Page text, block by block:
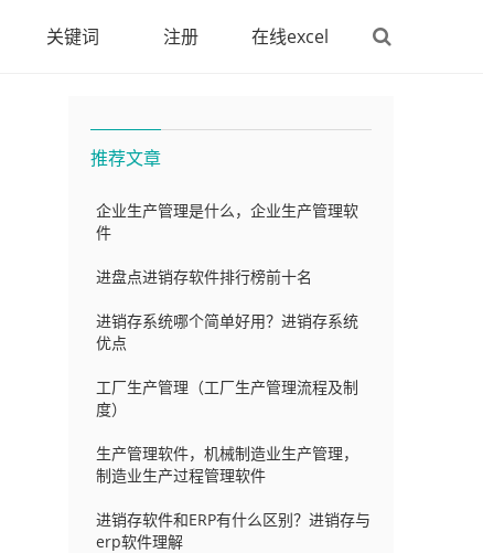
关键词 注册 在线excel
推荐文章
企业生产管理是什么，企业生产管理软
件
进盘点进销存软件排行榜前十名
进销存系统哪个简单好用？进销存系统
优点
工厂生产管理（工厂生产管理流程及制
度）
生产管理软件，机械制造业生产管理，
制造业生产过程管理软件
进销存软件和ERP有什么区别？进销存与
erp软件理解